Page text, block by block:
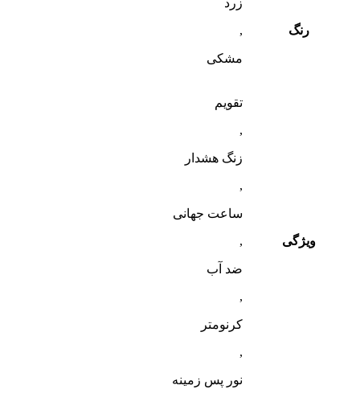
رنگ
,
مشکی
ویژگی
تقویم
,
زنگ هشدار
,
ساعت جهانی
,
ضد آب
,
کرنومتر
,
نور پس زمینه